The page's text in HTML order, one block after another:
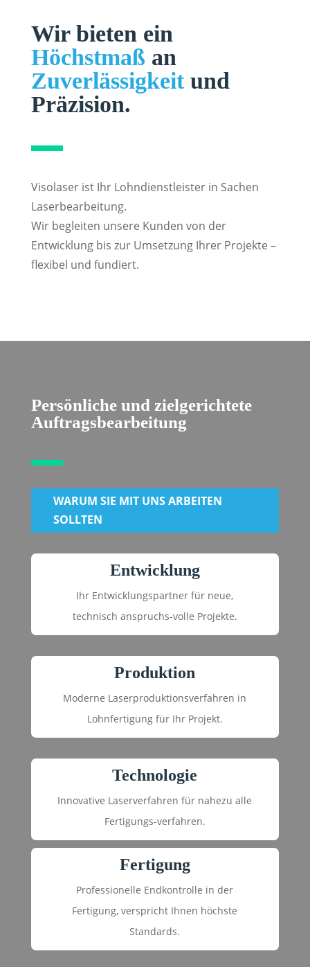
Wir bieten ein
Höchstmaß an
Zuverlässigkeitund
Präzision.
Visolaser ist Ihr Lohndienstleister in Sachen
Laserbearbeitung.
Wir begleiten unsere Kunden von der
Entwicklung bis zur Umsetzung Ihrer Projekte –
flexibel und fundiert.
Persönliche und zielgerichtete
Auftragsbearbeitung
WARUM SIE MIT UNS ARBEITEN
SOLLTEN
Entwicklung
Ihr Entwicklungspartner für neue,
technisch anspruchs-volle Projekte.
Produktion
Moderne Laserproduktionsverfahren in
Lohnfertigung für Ihr Projekt.
Technologie
Innovative Laserverfahren für nahezu alle
Fertigungs-verfahren.
Fertigung
Professionelle Endkontrolle in der
Fertigung, verspricht Ihnen höchste
Standards.